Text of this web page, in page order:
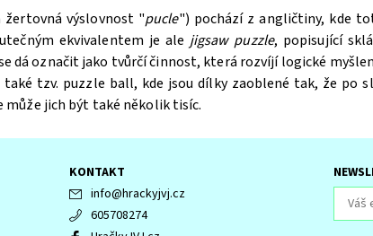
výslovnost "pucle") pochází z angličtiny, kde
ekvivalentem je ale jigsaw puzzle, popisující
dá označit jako tvůrčí činnost, která rozvíjí logické
tzv. puzzle ball, kde jsou dílky zaoblené tak, že po
může jich být také několik tisíc.
KONTAKT
info@hrackyjvj.cz
605708274